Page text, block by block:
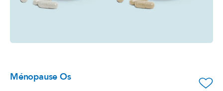
Ménopause Os favorite_border